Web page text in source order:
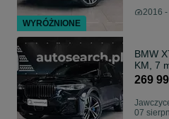
2016 -
BMW
KM, 7
360,
269
07
WYRÓŻNIONE